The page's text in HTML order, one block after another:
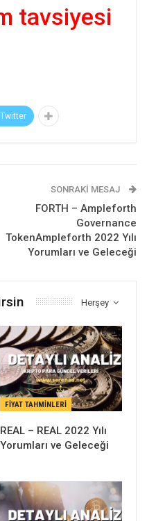
tavsiyesi
Twitter
SONRAKI MESAJ
FORTH – Ampleforth
Governance
TokenAmpleforth 2022 Yılı
Yorumları ve Geleceği
Herşey
FIYAT TAHMINLERI
REAL – REAL 2022 Yılı
Yorumları ve Geleceği